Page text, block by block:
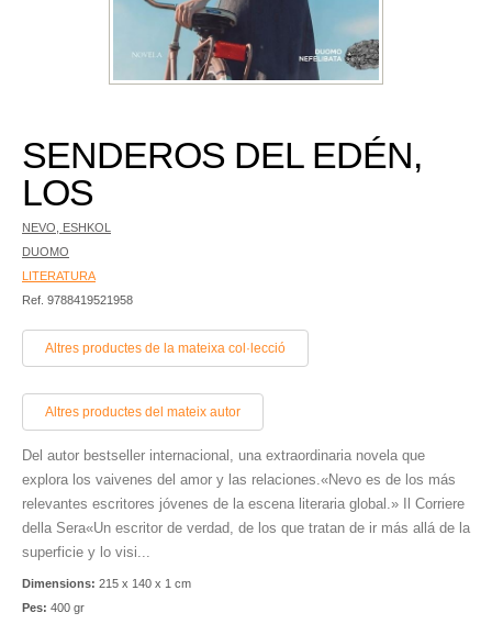
SENDEROS DEL EDÉN,
LOS
NEVO, ESHKOL
DUOMO
LITERATURA
Ref. 9788419521958
Altres productes de la mateixa col·lecció
Altres productes del mateix autor
Del autor bestseller internacional, una extraordinaria novela que
explora los vaivenes del amor y las relaciones.«Nevo es de los más
relevantes escritores jóvenes de la escena literaria global.» Il Corriere
della Sera«Un escritor de verdad, de los que tratan de ir más allá de la
superficie y lo visi...
Dimensions: 215 x 140 x 1 cm
Pes: 400 gr